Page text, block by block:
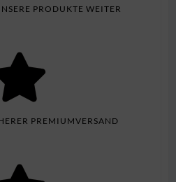
PRODUKTE WEITER
PREMIUMVERSAND